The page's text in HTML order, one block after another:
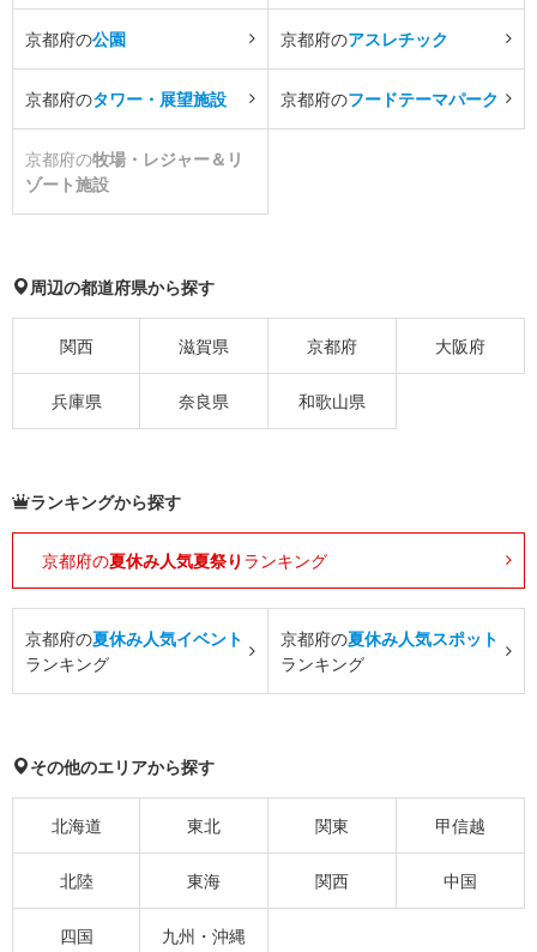
京都府の公園 京都府のアスレチック
京都府のタワー・展望施設 京都府のフードテーマパーク
京都府の牧場・レジャー＆リ
ゾート施設
周辺の都道府県から探す
関西 滋賀県 京都府 大阪府
兵庫県 奈良県 和歌山県
ランキングから探す
京都府の夏休み人気夏祭り ランキング
京都府の夏休み人気イベント
ランキング
京都府の夏休み人気スポット
ランキング
その他のエリアから探す
北海道 東北 関東 甲信越
北陸 東海 関西 中国
四国 九州・沖縄